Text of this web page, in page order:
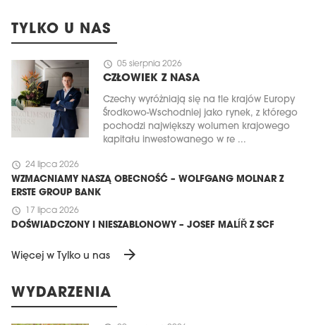
TYLKO U NAS
schedule 05 sierpnia 2026
CZŁOWIEK Z NASA
Czechy wyróżniają się na tle krajów Europy
Środkowo-Wschodniej jako rynek, z którego
pochodzi największy wolumen krajowego
kapitału inwestowanego w re ...
schedule 24 lipca 2026
WZMACNIAMY NASZĄ OBECNOŚĆ – WOLFGANG MOLNAR Z
ERSTE GROUP BANK
schedule 17 lipca 2026
DOŚWIADCZONY I NIESZABLONOWY – JOSEF MALÍŘ Z SCF
Więcej w Tylko u nas arrow_forward
WYDARZENIA